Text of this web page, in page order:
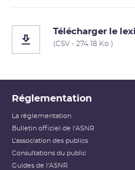
Télécharger le
(CSV - 274.18 Ko )
Réglementation
La réglementation
Bulletin officiel de l'ASNR
L’association des publics
Consultations du public
Guides de l'ASNR